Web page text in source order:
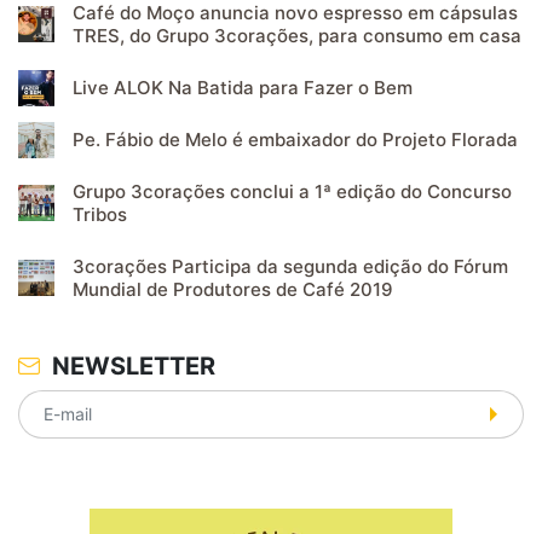
Café do Moço anuncia novo espresso em cápsulas
TRES, do Grupo 3corações, para consumo em casa
Live ALOK Na Batida para Fazer o Bem
Pe. Fábio de Melo é embaixador do Projeto Florada
Grupo 3corações conclui a 1ª edição do Concurso
Tribos
3corações Participa da segunda edição do Fórum
Mundial de Produtores de Café 2019
NEWSLETTER